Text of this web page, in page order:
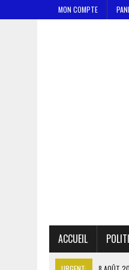
MON COMPTE
ACCUEIL